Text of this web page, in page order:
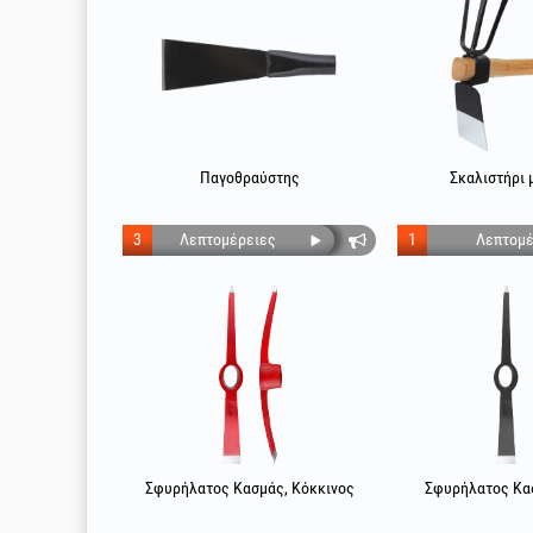
Παγοθραύστης
Λεπτομέρειες
3
Σκαλιστήρι
1
Σφυρήλατος Κασμάς, Κόκκινος Σφυρήλατος